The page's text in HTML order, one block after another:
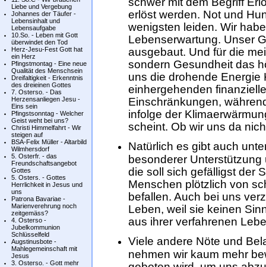
Liebe und Vergebung
Johannes der Täufer -
Lebensinhalt und
Lebensaufgabe
10.So. - Leben mit Gott
überwindet den Tod
Herz-Jesu-Fest Gott hat
ein Herz
Pfingstmontag - Eine neue
Qualität des Menschsein
Dreifaltigkeit - Erkenntnis
des dreieinen Gottes
7. Osterso. - Das
Herzensanliegen Jesu -
Eins sein
Pfingstsonntag - Welcher
Geist weht bei uns?
Christi Himmelfahrt - Wir
steigen auf
BSA-Felix Müller - Altarbild
Wilmhersdorf
5. Osterfr. - das
Freundschaftsangebot
Gottes
5. Osters. - Gottes
Herrlichkeit in Jesus und
uns
Patrona Bavariae -
Marienverehrung noch
zeitgemäss?
4. Osterso -
Jubelkommunion
Schlüsselfeld
Augstinusbote -
Mahlegemeinschaft mit
Jesus
3. Osterso. - Gott mehr
erlöst werden. Not und
wenigsten leiden. Wir
Lebenserwartung. Unser
ausgebaut. Und für die
sondern Gesundheit das
uns die drohende Energie
einhergehenden
Einschränkungen,
infolge der
scheint. Ob wir uns da
Natürlich es gibt auch
besonderer
die soll sich gefälligst der
Menschen plötzlich von
befallen. Auch bei uns
Leben, weil sie keinen
aus ihrer verfahrenen
Viele andere Nöte und
nehmen wir kaum mehr